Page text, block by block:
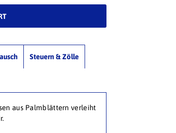
Steuern & Zölle
aus Palmblättern verleiht